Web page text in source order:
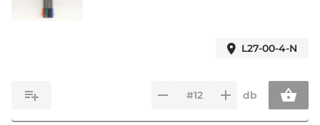
L27-00-4-N
db